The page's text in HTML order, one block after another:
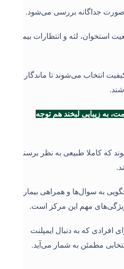
صورت جداگانه بررسی می‌شود.
لثه و انتظارات بیمار
انتخاب می‌شوند تا ماندگاری و
به زیبایی لبخند هم توجه
که کاملا طبیعی به نظر برسند و
به سوال‌ها و همراهی بیمار تا
ویژگی‌های مهم این مرکز است.
افرادی که به دنبال ایمپلنت
مطمئن به شمار می‌آید.